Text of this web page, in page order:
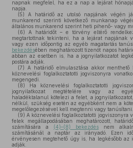
napnak megfelel, ha ez a nap a lejárat
napja.
(5) A határidő az utolsó napjának végén
munkarend szerinti következő munkanap
általános munkarend szerint heti pihenő- vagy
(6) A határidőt – e törvény eltérő
megtartottnak tekinteni, ha a lejárat napjának
vagy ezen időpontig az egyéb magatartás
bekezdésében meghatározott tizenöt napos
abban az esetben is, ha a jognyilatkozatot
postára adják.
(7) A határidő elmulasztása akkor
köznevelési foglalkoztatotti jogviszonyra
megengedi.
(8) Ha köznevelési foglalkoztatotti
jognyilatkozat megtételére vagy az
haladéktalanul kötelezi a felet, a
nélkül, szükség esetén az egyébként nem a
megelőlegezésével kell megtenni vagy tanúsítani.
(9) A köznevelési foglalkoztatotti jogviszonyra
felek megállapodásában meghatározott,
számítására a (4)–(8) bekezdés nem
számításánál a naptár az irányadó. Ezen
érvényesen megtehető úgy is, ha legkésőbb az
adják.